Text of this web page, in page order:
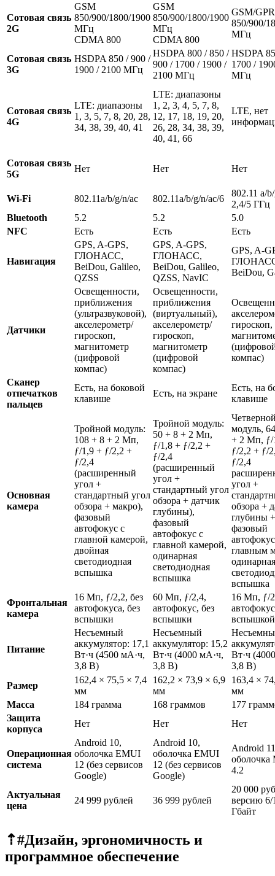
Сотовая связь
2G
GSM
850/900/1800/1900
МГц
CDMA 800
GSM
850/900/1800/1900
МГц
CDMA 800
GSM/
850/900/
МГц
Сотовая связь
3G
HSDPA 850 / 900 /
1900 / 2100 МГц
HSDPA 800 / 850 /
900 / 1700 / 1900 /
2100 МГц
HSDPA
1700 /
МГц
Сотовая связь
4G
LTE: диапазоны
1, 3, 5, 7, 8, 20, 28,
34, 38, 39, 40, 41
LTE: диапазоны
1, 2, 3, 4, 5, 7, 8,
12, 17, 18, 19, 20,
26, 28, 34, 38, 39,
40, 41, 66
LTE, нет
Сотовая связь
5G
Нет Нет Нет
Wi-Fi 802.11a/b/g/n/ac 802.11a/b/g/n/ac/6
802.11 a/
2,4/5 ГГц
Bluetooth
5.2 5.2
5.0
NFC
Есть Есть Есть
Навигация
GPS, A-GPS,
ГЛОНАСС,
BeiDou, Galileo,
QZSS
GPS, A-GPS,
ГЛОНАСС,
BeiDou, Galileo,
QZSS, NavIC
GPS, A-
BeiDou,
Датчики
Освещенности,
приближения
(ультразвуковой),
акселерометр/
гироскоп,
магнитометр
(цифровой
компас)
Освещенности,
приближения
(виртуальный),
акселерометр/
гироскоп,
магнитометр
(цифровой
компас)
гироскоп,
компас)
Сканер
отпечатков
пальцев
Есть, на боковой
клавише
Есть, на экране
Есть, на
клавише
Основная
камера
Тройной модуль:
108 + 8 + 2 Мп,
ƒ/1,9 + ƒ/2,2 +
ƒ/2,4
(расширенный
угол +
стандартный угол
обзора + макро),
фазовый
автофокус с
главной камерой,
двойная
светодиодная
вспышка
Тройной модуль:
50 + 8 + 2 Мп,
ƒ/1,8 + ƒ/2,2 +
ƒ/2,4
(расширенный
угол +
стандартный угол
обзора + датчик
глубины),
фазовый
автофокус с
главной камерой,
одинарная
светодиодная
вспышка
модуль,
+ 2 Мп, ƒ/
ƒ/2,2 + ƒ/
ƒ/2,4
угол +
обзора +
глубины
фазовый
главным
одинарная
вспышка
Фронтальная
камера
16 Мп, ƒ/2,2, без
автофокуса, без
вспышки
60 Мп, ƒ/2,4,
автофокус, без
вспышки
16 Мп, ƒ/
вспышкой
Питание
Несъемный
аккумулятор: 17,1
Вт·ч (4500 мА·ч,
3,8 В)
Несъемный
аккумулятор: 15,2
Вт·ч (4000 мА·ч,
3,8 В)
Вт·ч
3,8 В)
Размер
162,4 × 75,5 × 7,4
мм
162,2 × 73,9 × 6,9
мм
163,4 ×
мм
Масса
184 грамма 168 граммов
177
Защита
корпуса
Нет Нет Нет
Операционная
система
Android 10,
оболочка EMUI
12 (без сервисов
Google)
Android 10,
оболочка EMUI
12 (без сервисов
Google)
Android
оболочка
4.2
Актуальная
цена
24 999 рублей 36 999 рублей
20 000
версию 6/
Гбайт
⇡#Дизайн, эргономичность и
программное обеспечение